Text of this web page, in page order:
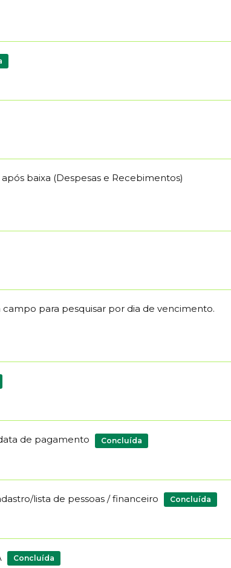
baixa (Despesas e Recebimentos)
campo para pesquisar por dia de vencimento.
de pagamento Concluída
lista de pessoas / financeiro Concluída
Concluída